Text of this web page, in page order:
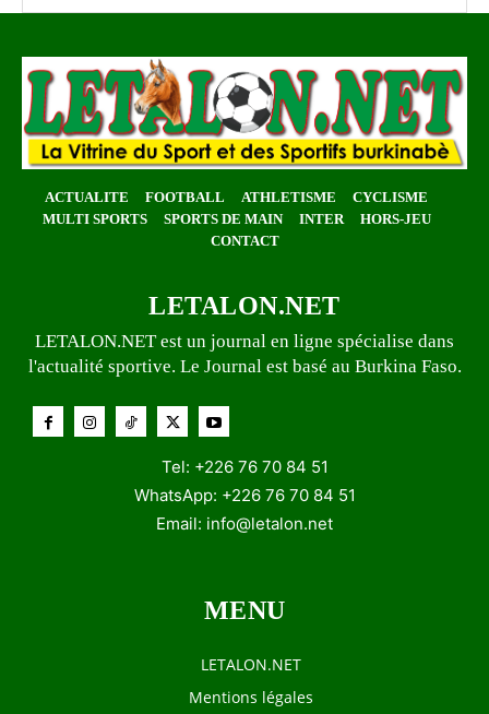
ACTUALITE FOOTBALL ATHLETISME
CYCLISME
MULTI SPORTS
SPORTS DE MAIN INTER
HORS-JEU
CONTACT
LETALON.NET
LETALON.NET est un journal en ligne spécialise dans
l'actualité sportive. Le Journal est basé au Burkina Faso.
Tel: +226 76 70 84 51
WhatsApp: +226 76 70 84 51
Email: info@letalon.net
MENU
LETALON.NET
Mentions légales